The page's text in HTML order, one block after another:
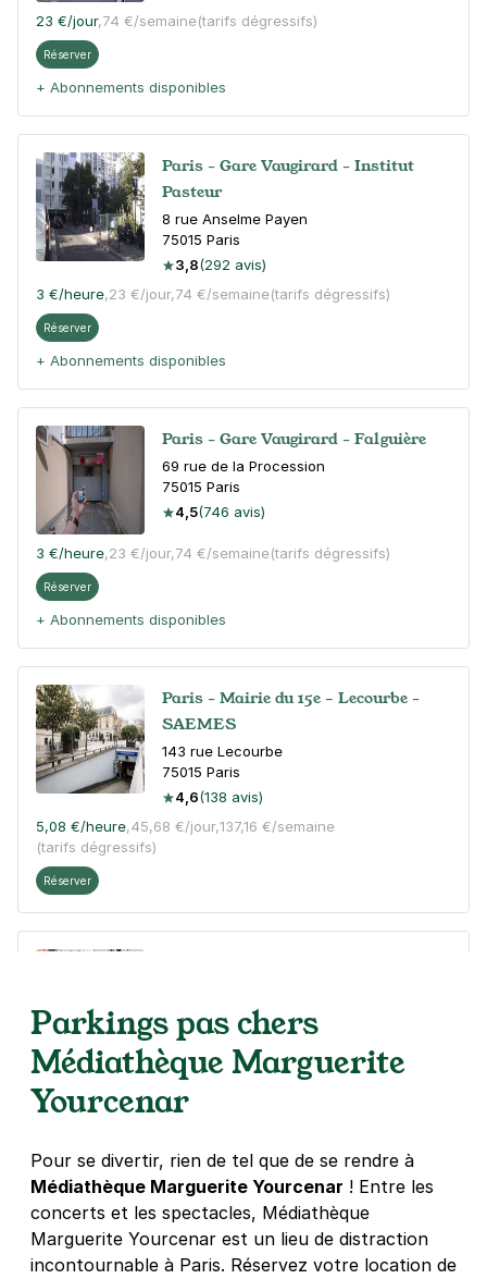
23 €/jour,74 €/semaine(tarifs dégressifs)
Réserver
+ Abonnements disponibles
Paris - Gare Vaugirard - Institut
Pasteur
8 rue Anselme Payen
75015 Paris
3,8(292 avis)
3 €/heure,23 €/jour,74 €/semaine(tarifs dégressifs)
Réserver
+ Abonnements disponibles
Paris - Gare Vaugirard - Falguière
69 rue de la Procession
75015 Paris
4,5(746 avis)
3 €/heure,23 €/jour,74 €/semaine(tarifs dégressifs)
Réserver
+ Abonnements disponibles
Paris - Mairie du 15e – Lecourbe -
SAEMES
143 rue Lecourbe
75015 Paris
4,6(138 avis)
5,08 €/heure,45,68 €/jour,137,16 €/semaine
(tarifs dégressifs)
Réserver
4,5(97 avis)
3 €/heure,23 €/jour,74 €/semaine(tarifs dégressifs)
Réserver
Paris - Institut Pasteur - Falguière
106 rue falguière
75015Paris
Parkings pas chers
Médiathèque Marguerite
Yourcenar
Pour se divertir, rien de tel que de se rendre à
Médiathèque Marguerite Yourcenar ! Entre les
concerts et les spectacles, Médiathèque
Marguerite Yourcenar est un lieu de distraction
incontournable à Paris. Réservez votre location de